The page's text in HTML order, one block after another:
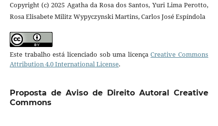
Copyright (c) 2025 Agatha da Rosa dos Santos, Yuri Lima Perotto,
Rosa Elisabete Militz Wypyczynski Martins, Carlos José Espíndola
Este trabalho está licenciado sob uma licençaCreative Commons
Attribution 4.0 International License.
Proposta de Aviso de Direito Autoral Creative
Commons